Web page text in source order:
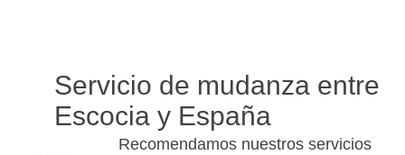
Servicio de mudanza entre
Escocia y España
Recomendamos nuestros servicios